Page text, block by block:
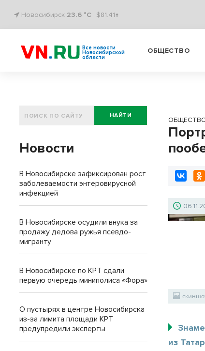
Новосибирск 23.6 °C $81.41↑
Все новости
Новосибирской
области
ОБЩЕСТВО
из
НАЙТИ
Новости
В Новосибирске зафиксирован рост
заболеваемости энтеровирусной
инфекцией
В Новосибирске осудили внука за
продажу дедова ружья псевдо-
мигранту
В Новосибирске по КРТ сдали
первую очередь миниполиса «Фора»
О пустырях в центре Новосибирска
из-за лимита площади КРТ
предупредили эксперты